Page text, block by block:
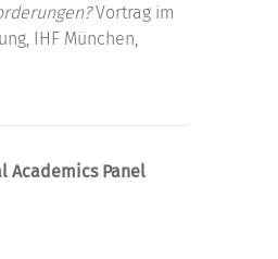
Vortrag im
IHF München,
Academics Panel